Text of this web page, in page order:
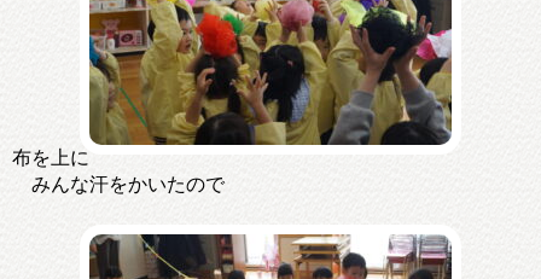
布を上に
みんな汗をかいたので